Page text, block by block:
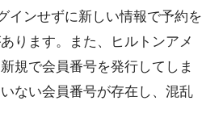
インせずに新しい情報で予約を
ります。また、ヒルトンアメ
規で会員番号を発行してしま
ない会員番号が存在し、混乱